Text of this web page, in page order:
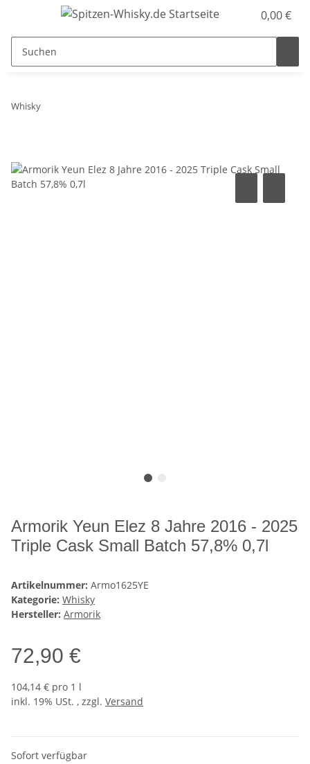
0,00 €
Whisky
Armorik Yeun Elez 8 Jahre 2016 - 2025
Triple Cask Small Batch 57,8% 0,7l
Artikelnummer: Armo1625YE
Kategorie: Whisky
Hersteller: Armorik
72,90 €
104,14 € pro 1 l
inkl. 19% USt. , zzgl. Versand
Sofort verfügbar